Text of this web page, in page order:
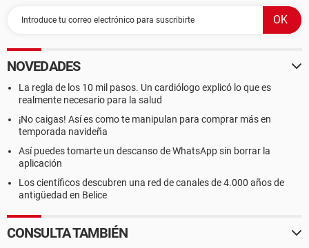
NOVEDADES
La regla de los 10 mil pasos. Un cardiólogo explicó lo que es
realmente necesario para la salud
¡No caigas! Así es como te manipulan para comprar más en
temporada navideña
Así puedes tomarte un descanso de WhatsApp sin borrar la
aplicación
Los científicos descubren una red de canales de 4.000 años de
antigüedad en Belice
CONSULTA TAMBIÉN